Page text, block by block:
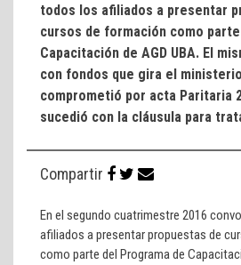
todos los afiliados a presentar
cursos de formación como
Capacitación de AGD UBA. El
con fondos que gira el
comprometió por acta Paritaria
sucedió con la cláusula para
Compartir
En el segundo cuatrimestre 2016
afiliados a presentar propuestas de
como parte del Programa de